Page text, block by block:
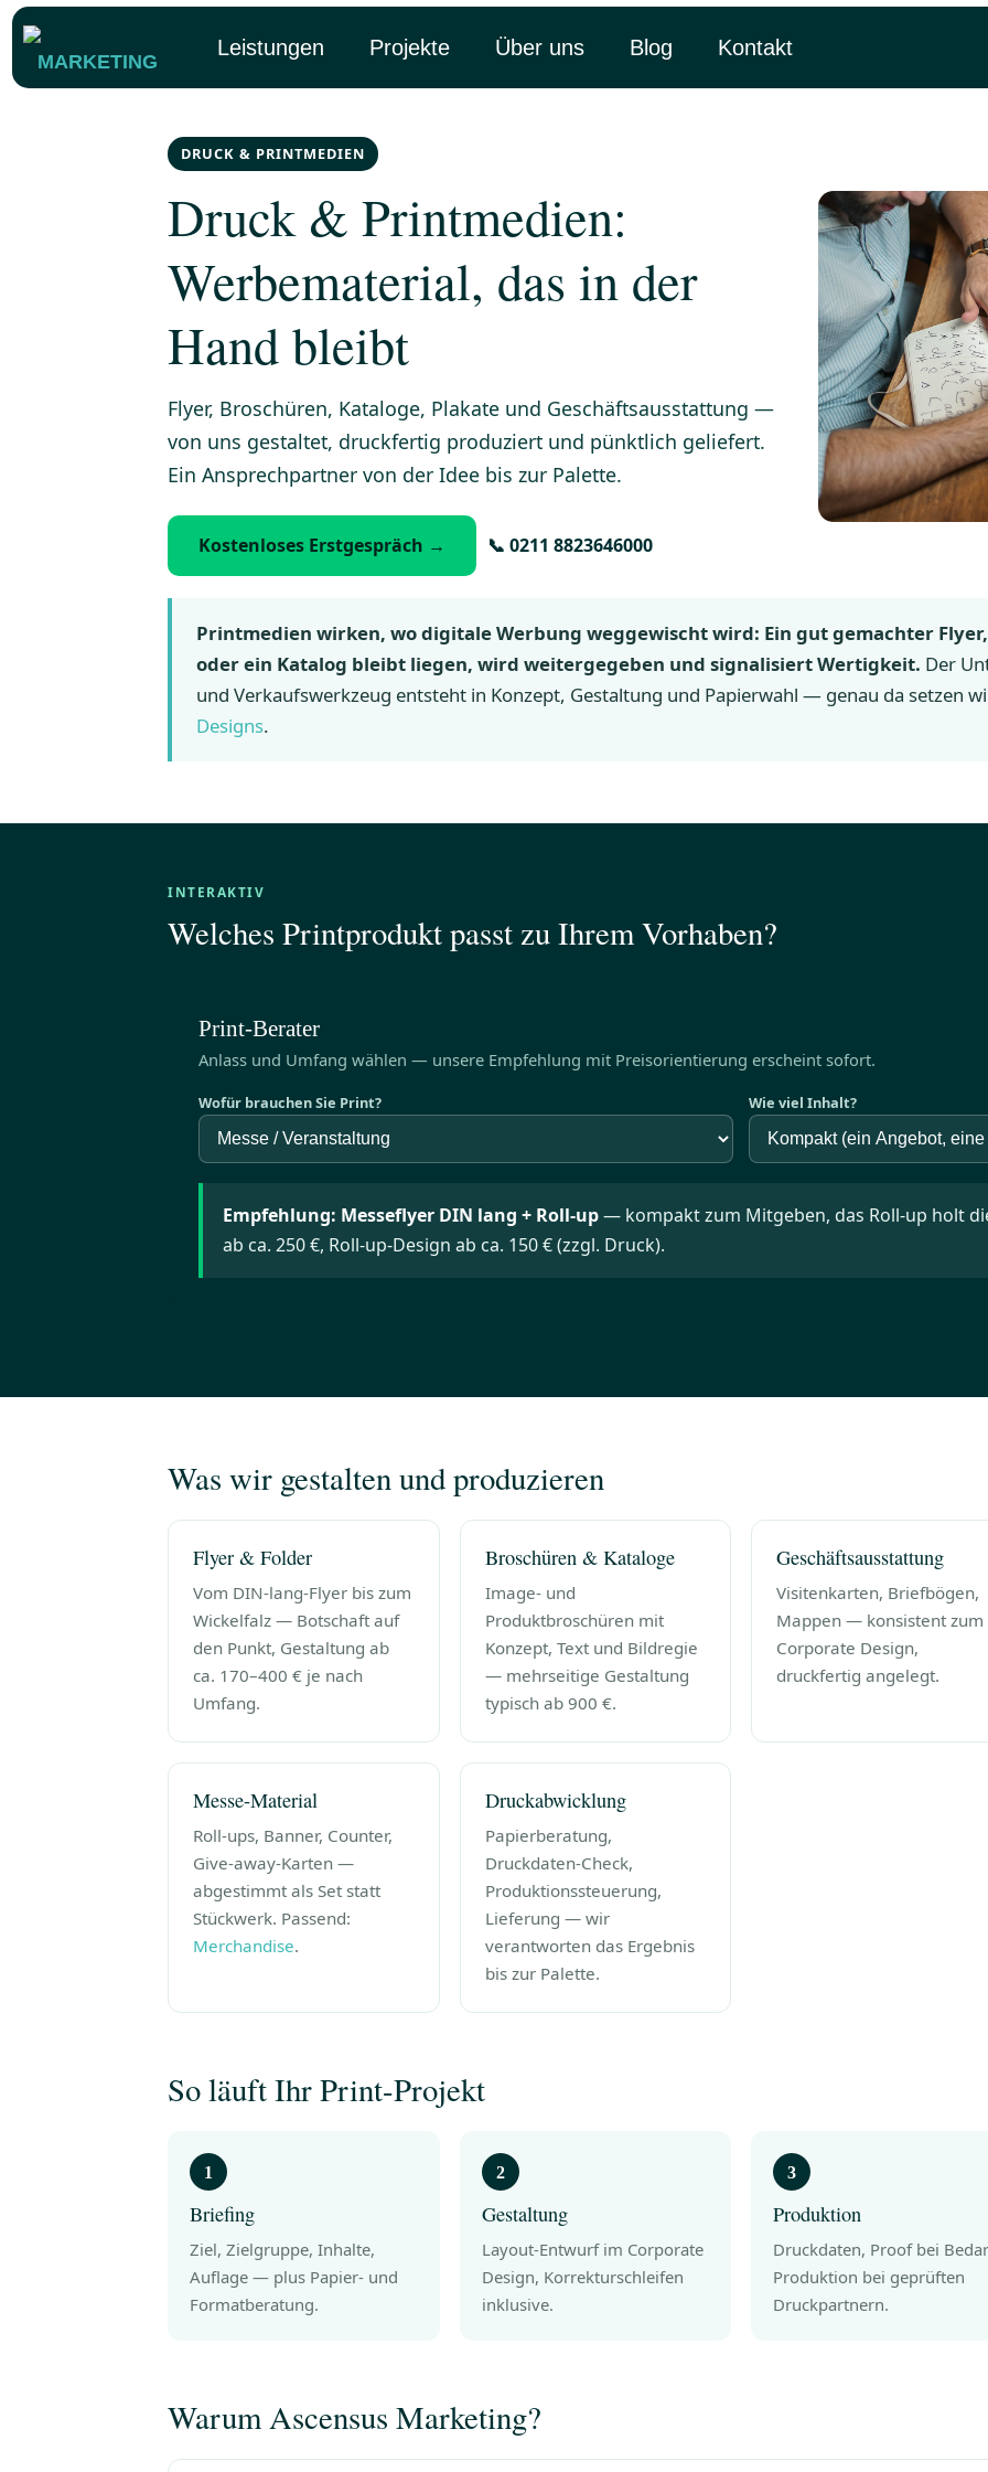
MARKETING
Leistungen Projekte Über uns Blog Kontakt
DRUCK & PRINTMEDIEN
Druck & Printmedien:
Werbematerial, das in der
Hand bleibt
Flyer, Broschüren, Kataloge, Plakate und Geschäftsausstattung —
von uns gestaltet, druckfertig produziert und pünktlich geliefert.
Ein Ansprechpartner von der Idee bis zur Palette.
Kostenloses Erstgespräch → 📞 0211 8823646000
Printmedien wirken, wo digitale Werbung weggewischt wird: Ein gut gemachter
oder ein Katalog bleibt liegen, wird weitergegeben und signalisiert Wertigkeit. Der
und Verkaufswerkzeug entsteht in Konzept, Gestaltung und Papierwahl — genau da setzen
Designs.
INTERAKTIV
Welches Printprodukt passt zu Ihrem Vorhaben?
Print-Berater
Anlass und Umfang wählen — unsere Empfehlung mit Preisorientierung erscheint sofort.
Wofür brauchen Sie Print? Wie viel Inhalt?
Empfehlung: Messeflyer DIN lang + Roll-up— kompakt zum Mitgeben, das Roll-up holt
ab ca. 250 €, Roll-up-Design ab ca. 150 € (zzgl. Druck).
Was wir gestalten und produzieren
Flyer & Folder
Vom DIN-lang-Flyer bis zum
Wickelfalz — Botschaft auf
den Punkt, Gestaltung ab
ca. 170–400 € je nach
Umfang.
Broschüren & Kataloge
Image- und
Produktbroschüren mit
Konzept, Text und Bildregie
— mehrseitige Gestaltung
typisch ab 900 €.
Geschäftsausstattung
Visitenkarten, Briefbögen,
Mappen — konsistent zum
Corporate Design,
druckfertig angelegt.
Messe-Material
Roll-ups, Banner, Counter,
Give-away-Karten —
abgestimmt als Set statt
Stückwerk. Passend:
Merchandise.
Druckabwicklung
Papierberatung,
Druckdaten-Check,
Produktionssteuerung,
Lieferung — wir
verantworten das Ergebnis
bis zur Palette.
So läuft Ihr Print-Projekt
Briefing
Ziel, Zielgruppe, Inhalte,
Auflage — plus Papier- und
Formatberatung.
Gestaltung
Layout-Entwurf im Corporate
Design, Korrekturschleifen
inklusive.
Produktion
Druckdaten, Proof bei
Produktion bei geprüften
Druckpartnern.
Warum Ascensus Marketing?